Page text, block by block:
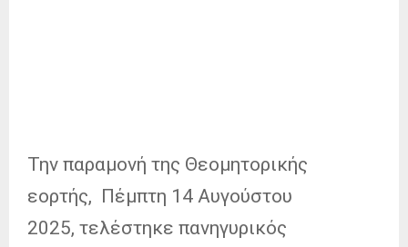
Την παραμονή της Θεομητορικής
εορτής, Πέμπτη 14 Αυγούστου
2025, τελέστηκε πανηγυρικός